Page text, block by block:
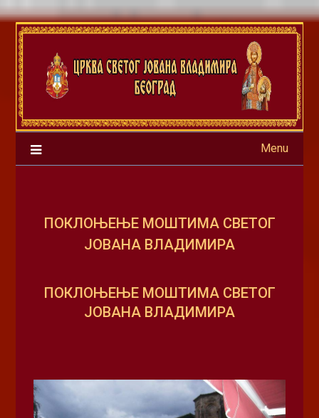
Skip
content
Menu
ПОКЛОЊЕЊЕ МОШТИМА СВЕТОГ
ЈОВАНА ВЛАДИМИРА
ПОКЛОЊЕЊЕ МОШТИМА СВЕТОГ
ЈОВАНА ВЛАДИМИРА